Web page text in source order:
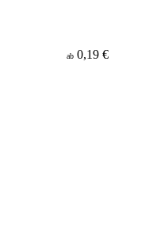
ab 0,19 €